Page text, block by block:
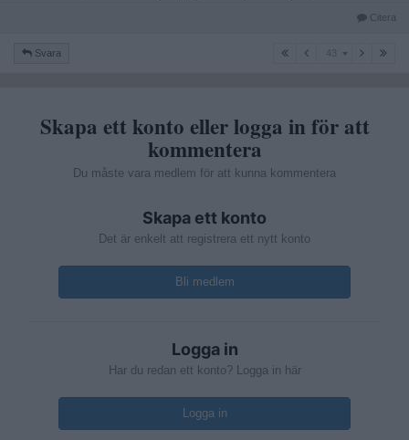
Citera
Svara 43
Skapa ett konto eller logga in för att
kommentera
Du måste vara medlem för att kunna kommentera
Skapa ett konto
Det är enkelt att registrera ett nytt konto
Bli medlem
Logga in
Har du redan ett konto? Logga in här
Logga in